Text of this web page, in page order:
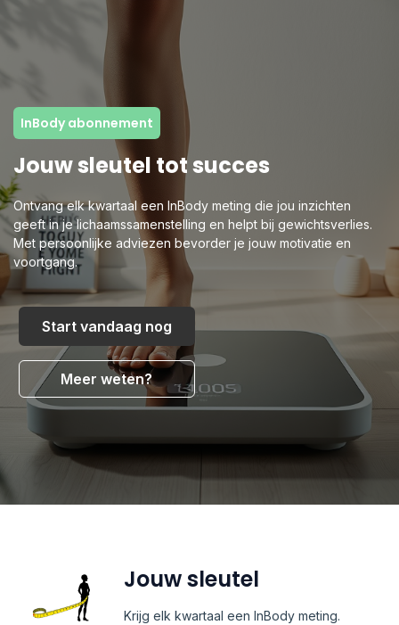
InBody abonnement
Jouw sleutel tot succes
Ontvang elk kwartaal een InBody meting die jou inzichten
geeft in je lichaamssamenstelling en helpt bij gewichtsverlies.
Met persoonlijke adviezen bevorder je jouw motivatie en
voortgang.
Start vandaag nog
Meer weten?
Jouw sleutel
Krijg elk kwartaal een InBody meting.